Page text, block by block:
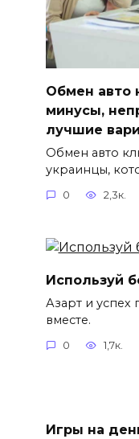
Обмен авто
минусы,
лучшие
Обмен авто
украинцы,
0 2,3к.
Используй
Азарт и успех
вместе.
0 1,7к.
Игры на